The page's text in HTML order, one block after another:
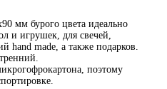
мм бурого цвета идеально
и игрушек, для свечей,
hand made, а также подарков.
поэтому